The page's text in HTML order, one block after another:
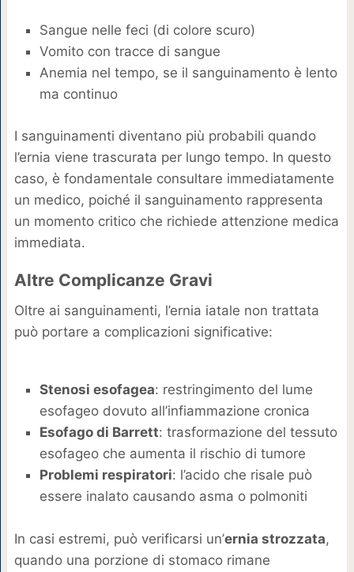
Sangue nelle feci (di colore scuro)
Vomito con tracce di sangue
Anemia nel tempo, se il sanguinamento è lento
ma continuo
I sanguinamenti diventano più probabili quando
l’ernia viene trascurata per lungo tempo. In questo
caso, è fondamentale consultare immediatamente
un medico, poiché il sanguinamento rappresenta
un momento critico che richiede attenzione medica
immediata.
Altre Complicanze Gravi
Oltre ai sanguinamenti, l’ernia iatale non trattata
può portare a complicazioni significative:
Stenosi esofagea: restringimento del lume
esofageo dovuto all’infiammazione cronica
Esofago di Barrett: trasformazione del tessuto
esofageo che aumenta il rischio di tumore
Problemi respiratori: l’acido che risale può
essere inalato causando asma o polmoniti
In casi estremi, può verificarsi un’ernia strozzata,
quando una porzione di stomaco rimane